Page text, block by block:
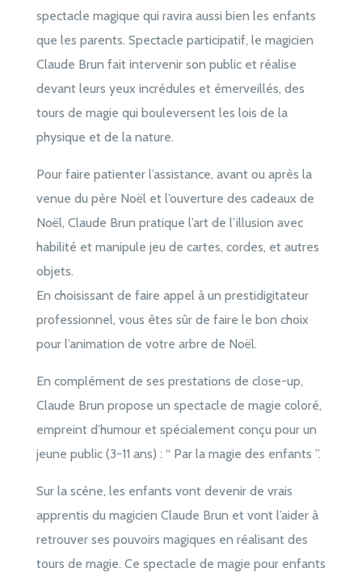
spectacle magique qui ravira aussi bien les enfants
que les parents. Spectacle participatif, le magicien
Claude Brun fait intervenir son public et réalise
devant leurs yeux incrédules et émerveillés, des
tours de magie qui bouleversent les lois de la
physique et de la nature.
Pour faire patienter l’assistance, avant ou après la
venue du père Noël et l’ouverture des cadeaux de
Noël, Claude Brun pratique l’art de l’illusion avec
habilité et manipule jeu de cartes, cordes, et autres
objets.
En choisissant de faire appel à un prestidigitateur
professionnel, vous êtes sûr de faire le bon choix
pour l’animation de votre arbre de Noël.
En complément de ses prestations de close-up,
Claude Brun propose un spectacle de magie coloré,
empreint d’humour et spécialement conçu pour un
jeune public (3-11 ans) : “ Par la magie des enfants ”.
Sur la scène, les enfants vont devenir de vrais
apprentis du magicien Claude Brun et vont l’aider à
retrouver ses pouvoirs magiques en réalisant des
tours de magie. Ce spectacle de magie pour enfants